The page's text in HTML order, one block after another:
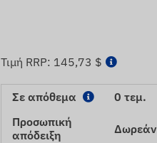
Τιμή RRP: 145,73 $
Σε απόθεμα
0 τεμ.
Προσωπική
απόδειξη
Δωρεάν